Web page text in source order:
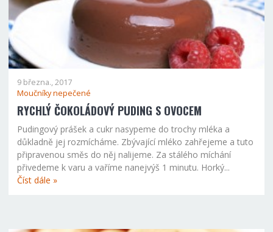
9 března., 2017
Moučníky nepečené
RYCHLÝ ČOKOLÁDOVÝ PUDING S OVOCEM
Pudingový prášek a cukr nasypeme do trochy mléka a
důkladně jej rozmícháme. Zbývající mléko zahřejeme a tuto
připravenou směs do něj nalijeme. Za stálého míchání
přivedeme k varu a vaříme nanejvýš 1 minutu. Horký...
Číst dále »